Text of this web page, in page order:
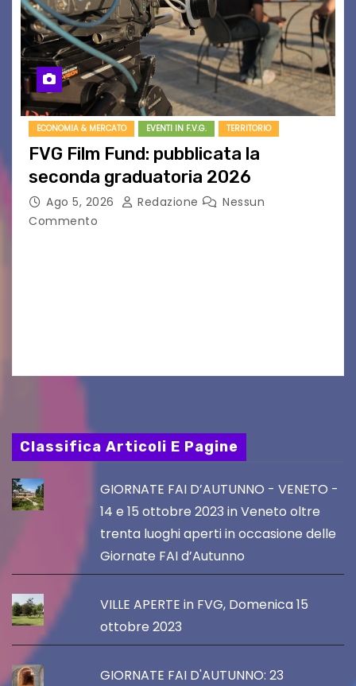
ECONOMIA & MERCATO EVENTI IN F.V.G. TERRITORIO
FVG Film Fund: pubblicata la
seconda graduatoria 2026
Ago 5, 2026 Redazione
Nessun
Commento
Classifica Articoli E Pagine
GIORNATE FAI D’AUTUNNO - VENETO -
14 e 15 ottobre 2023 in Veneto oltre
trenta luoghi aperti in occasione delle
Giornate FAI d’Autunno
VILLE APERTE in FVG, Domenica 15
ottobre 2023
GIORNATE FAI D'AUTUNNO: 23